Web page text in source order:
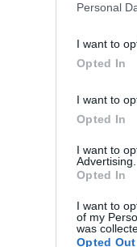
Personal
I want to
Opted In
I want to
Opted In
I want to
Advertising.
Opted In
I want to
of my
was
Opted Out